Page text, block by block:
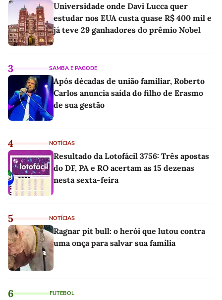
Universidade onde Davi Lucca quer
estudar nos EUA custa quase R$ 400 mil e
já teve 29 ganhadores do prêmio Nobel
3 SAMBA E PAGODE
Após décadas de união familiar, Roberto
Carlos anuncia saída do filho de Erasmo
de sua gestão
4 NOTÍCIAS
Resultado da Lotofácil 3756: Três apostas
do DF, PA e RO acertam as 15 dezenas
nesta sexta-feira
5 NOTÍCIAS
Ragnar pit bull: o herói que lutou contra
uma onça para salvar sua família
6 FUTEBOL